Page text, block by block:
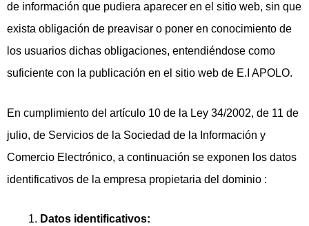
de información que pudiera aparecer en el sitio web, sin que
exista obligación de preavisar o poner en conocimiento de
los usuarios dichas obligaciones, entendiéndose como
suficiente con la publicación en el sitio web de E.I APOLO.
En cumplimiento del artículo 10 de la Ley 34/2002, de 11 de
julio, de Servicios de la Sociedad de la Información y
Comercio Electrónico, a continuación se exponen los datos
identificativos de la empresa propietaria del dominio :
Datos identificativos: